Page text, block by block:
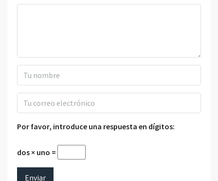
Por favor, introduce una respuesta en dígitos:
dos × uno =